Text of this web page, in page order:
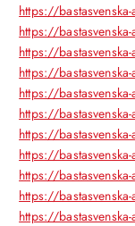
https://
https://
https://
https://
https://
https://
https://
https://
https://
https://
https://